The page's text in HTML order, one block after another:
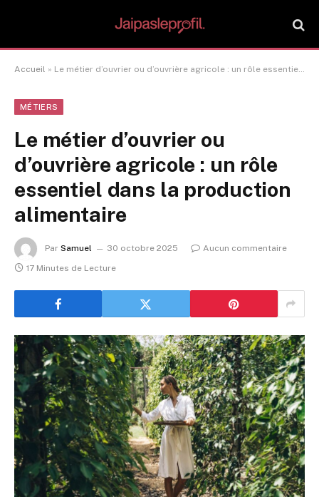
Accueil » Le métier d’ouvrier ou d’ouvrière agricole : un rôle essentiel dans la production alimentaire
MÉTIERS
Le métier d’ouvrier ou
d’ouvrière agricole : un rôle
essentiel dans la production
alimentaire
Par Samuel 30 octobre 2025
Aucun commentaire
17 Minutes de Lecture